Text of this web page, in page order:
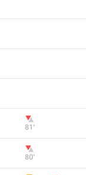
81‎’‎
80‎’‎